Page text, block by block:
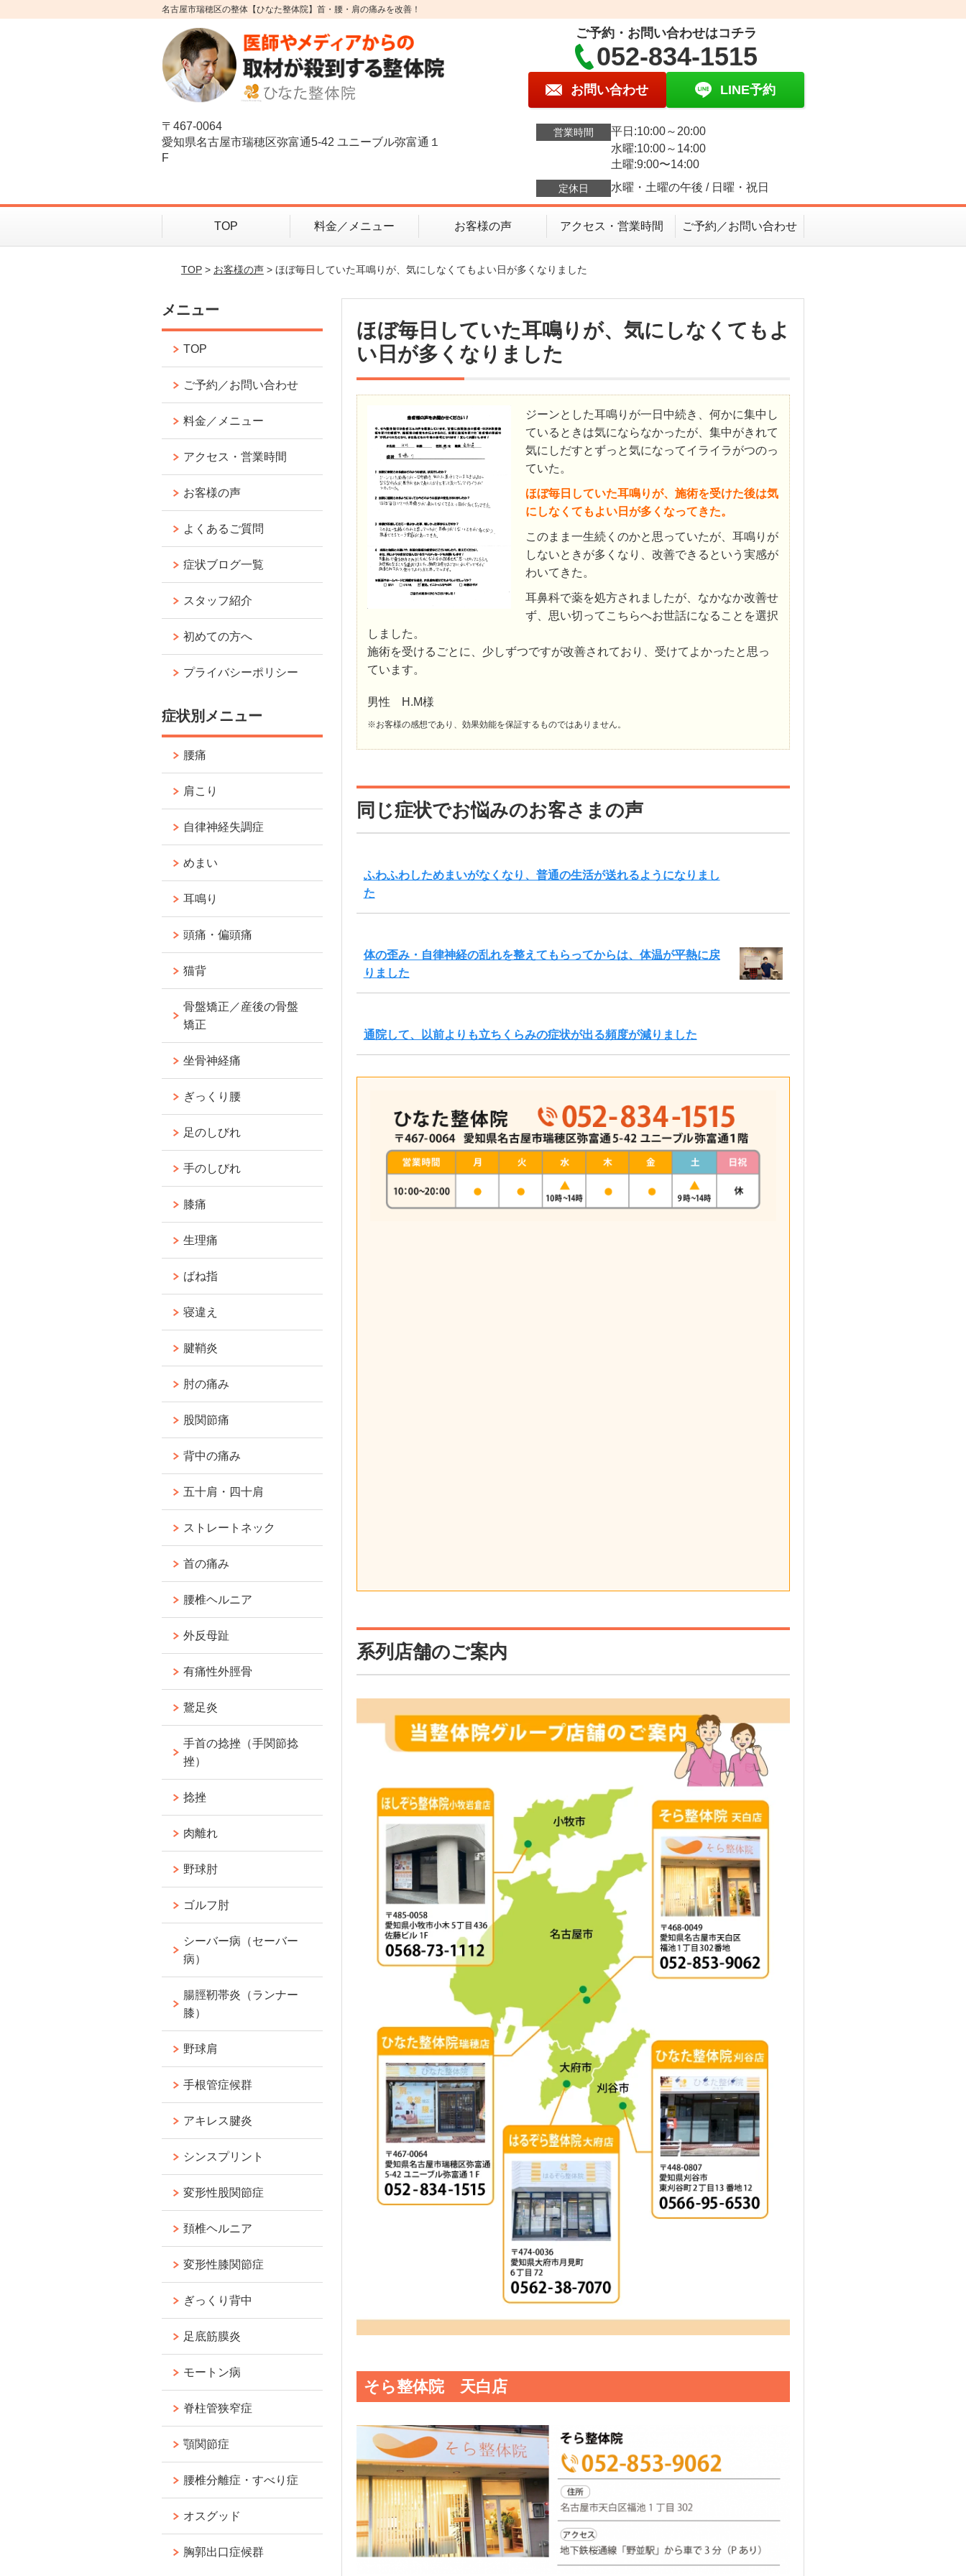
名古屋市瑞穂区の整体【ひなた整体院】首・腰・肩の痛みを改善！
〒467-0064
愛知県名古屋市瑞穂区弥富通5-42 ユニーブル弥富通１
F
ご予約・お問い合わせはコチラ
052-834-1515
お問い合わせ LINE予約
営業時間
平日:10:00～20:00
水曜:10:00～14:00
土曜:9:00〜14:00
定休日 水曜・土曜の午後 / 日曜・祝日
TOP 料金／メニュー お客様の声 アクセス・営業時間 ご予約／お問い合わせ
TOP> お客様の声> ほぼ毎日していた耳鳴りが、気にしなくてもよい日が多くなりました
ほぼ毎日していた耳鳴りが、気にしなくてもよ
い日が多くなりました
ジーンとした耳鳴りが一日中続き、何かに集中し
ているときは気にならなかったが、集中がきれて
気にしだすとずっと気になってイライラがつのっ
ていた。
ほぼ毎日していた耳鳴りが、施術を受けた後は気
にしなくてもよい日が多くなってきた。
このまま一生続くのかと思っていたが、耳鳴りが
しないときが多くなり、改善できるという実感が
わいてきた。
耳鼻科で薬を処方されましたが、なかなか改善せ
ず、思い切ってこちらへお世話になることを選択
しました。
施術を受けるごとに、少しずつですが改善されており、受けてよかったと思っ
ています。
男性 H.M様
※お客様の感想であり、効果効能を保証するものではありません。
同じ症状でお悩みのお客さまの声
ふわふわしためまいがなくなり、普通の生活が送れるようになりまし
た
体の歪み・自律神経の乱れを整えてもらってからは、体温が平熱に戻
りました
通院して、以前よりも立ちくらみの症状が出る頻度が減りました
系列店舗のご案内
そら整体院 天白店
メニュー
TOP
ご予約／お問い合わせ
料金／メニュー
アクセス・営業時間
お客様の声
よくあるご質問
症状ブログ一覧
スタッフ紹介
初めての方へ
プライバシーポリシー
症状別メニュー
腰痛
肩こり
自律神経失調症
めまい
耳鳴り
頭痛・偏頭痛
猫背
骨盤矯正／産後の骨盤
矯正
坐骨神経痛
ぎっくり腰
足のしびれ
手のしびれ
膝痛
生理痛
ばね指
寝違え
腱鞘炎
肘の痛み
股関節痛
背中の痛み
五十肩・四十肩
ストレートネック
首の痛み
腰椎ヘルニア
外反母趾
有痛性外脛骨
鵞足炎
手首の捻挫（手関節捻
挫）
捻挫
肉離れ
野球肘
ゴルフ肘
シーバー病（セーバー
病）
腸脛靭帯炎（ランナー
膝）
野球肩
手根管症候群
アキレス腱炎
シンスプリント
変形性股関節症
頚椎ヘルニア
変形性膝関節症
ぎっくり背中
足底筋膜炎
モートン病
脊柱管狭窄症
顎関節症
腰椎分離症・すべり症
オスグッド
胸郭出口症候群